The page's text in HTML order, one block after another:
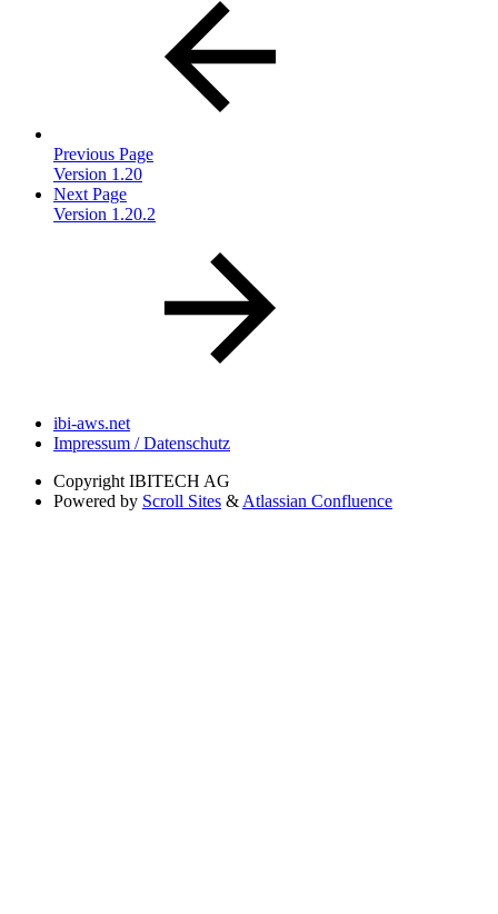
Previous Page
Version 1.20
Next Page
Version 1.20.2
ibi-aws.net
Impressum / Datenschutz
Copyright IBITECH AG
Powered by Scroll Sites & Atlassian Confluence